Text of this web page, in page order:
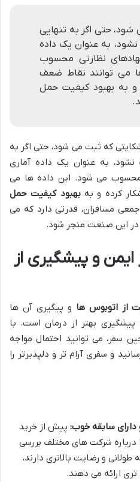
حتی اگر به تنهایی
نشود، به عنوان یک داده
نظارتی محسوب
می توانند نقاط ضعف
و به بهبود کیفیت حمل
که ثبت می شود، حتی اگر به
نشود، به عنوان یک داده آماری
محسوب می شود. این داده ها می
کرده و بهبهبود کیفیت حمل
مسافران، قدرتی دارد که می
در این صنعت منجر شود.
و پیشگیری از
از اتوبوس ها و پیگیری آن ها
بهتر از درمان است. با
سفر، می توانید احتمال مواجه
و سفری آرام تر و دلپذیرتر را
سابقه خوب: پیش از خرید
درباره شرکت های مختلف بررسی
و رضایت بالاتری دارند،
ارائه می دهند.